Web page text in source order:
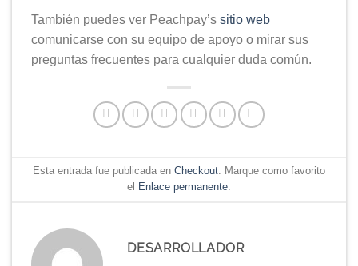
También puedes ver Peachpay’s sitio web
comunicarse con su equipo de apoyo o mirar sus
preguntas frecuentes para cualquier duda común.
Esta entrada fue publicada en Checkout. Marque como favorito
el Enlace permanente.
DESARROLLADOR